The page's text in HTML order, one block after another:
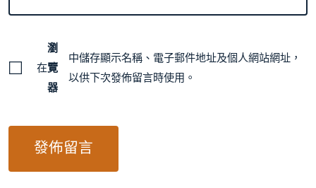
在
瀏
覽
器
中儲存顯示名稱、電子郵件地址及個人網站網址，
以供下次發佈留言時使用。